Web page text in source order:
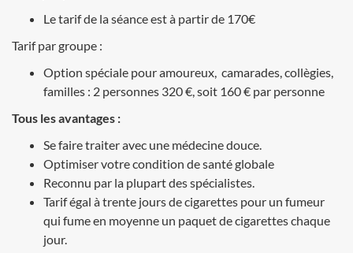
Le tarif de la séance est à partir de 170€
Tarif par groupe :
Option spéciale pour amoureux, camarades, collègies,
familles : 2 personnes 320 €, soit 160 € par personne
Tous les avantages :
Se faire traiter avec une médecine douce.
Optimiser votre condition de santé globale
Reconnu par la plupart des spécialistes.
Tarif égal à trente jours de cigarettes pour un fumeur
qui fume en moyenne un paquet de cigarettes chaque
jour.